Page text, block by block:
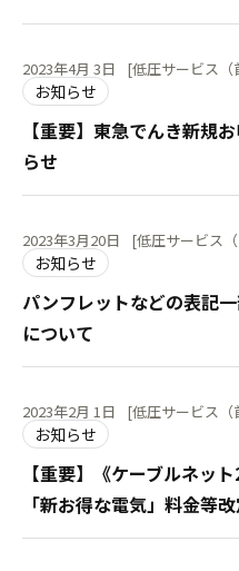
【重要】東急でんき新規
らせ
2023年4月 3日 [低圧サービス（
お知らせ
パンフレットなどの表記
について
2023年3月20日 [低圧サービス
お知らせ
【重要】《ケーブルネッ
「新お得な電気」料金等
2023年2月 1日 [低圧サービス（
お知らせ